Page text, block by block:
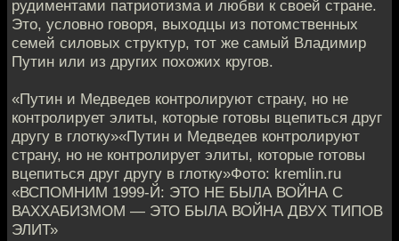
рудиментами патриотизма и любви к своей стране.
Это, условно говоря, выходцы из потомственных
семей силовых структур, тот же самый Владимир
Путин или из других похожих кругов.
«Путин и Медведев контролируют страну, но не
контролирует элиты, которые готовы вцепиться друг
другу в глотку»«Путин и Медведев контролируют
страну, но не контролирует элиты, которые готовы
вцепиться друг другу в глотку»Фото: kremlin.ru
«ВСПОМНИМ 1999-Й: ЭТО НЕ БЫЛА ВОЙНА С
ВАХХАБИЗМОМ — ЭТО БЫЛА ВОЙНА ДВУХ ТИПОВ
ЭЛИТ»